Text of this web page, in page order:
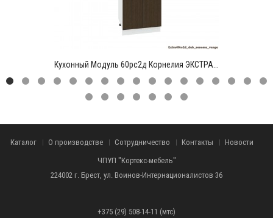
Кухонный Модуль 60рс2д Корнелия ЭКСТРА...
Каталог О производстве Сотрудничество Контакты
Новости
ЧПУП "Кортекс-мебель"
224002 г. Брест, ул. Воинов-Интернационалистов 36
+375 (29) 508-14-11 (мтс)